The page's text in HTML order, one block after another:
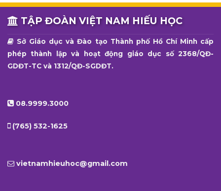
TẬP ĐOÀN VIỆT NAM HIẾU HỌC
Sở Giáo dục và Đào tạo Thành phố Hồ Chí Minh cấp
phép thành lập và hoạt động giáo dục số 2368/QĐ-
GDĐT-TC và 1312/QĐ-SGDĐT.
08.9999.3000
(765) 532-1625
vietnamhieuhoc@gmail.com